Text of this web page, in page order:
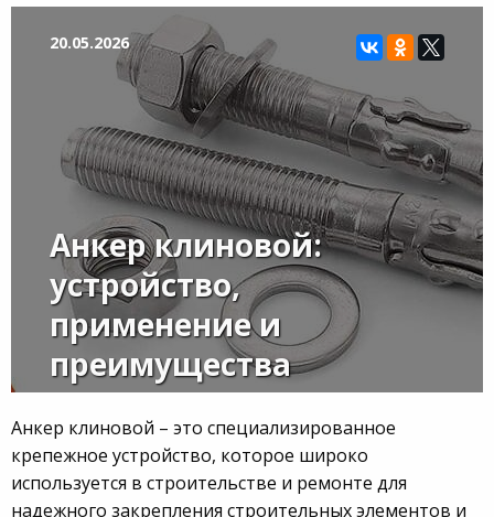
20.05.2026
Анкер клиновой:
устройство,
применение и
преимущества
Анкер клиновой – это специализированное
крепежное устройство, которое широко
используется в строительстве и ремонте для
надежного закрепления строительных элементов и